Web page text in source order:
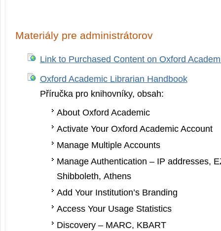
Materiály pre administrátorov
Link to Purchased Content on Oxford
Oxford Academic Librarian Handbook
Příručka pro knihovníky, obsah:
About Oxford Academic
Activate Your Oxford Academic Account
Manage Multiple Accounts
Manage Authentication – IP addresses,
Shibboleth, Athens
Add Your Institution’s Bran­ding
Access Your Usage Statistics
Discovery – MARC, KBART